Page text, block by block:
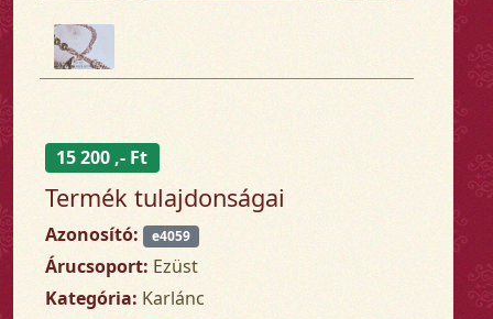
15 200 ,- Ft
Termék tulajdonságai
Azonosító: e4059
Árucsoport: Ezüst
Kategória: Karlánc